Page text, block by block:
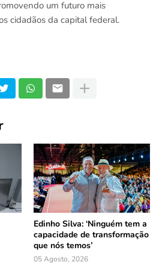
um futuro mais
cidadãos da capital federal.
Edinho Silva: ‘Ninguém tem a
capacidade de transformação
que nós temos’
05 Agosto, 2026